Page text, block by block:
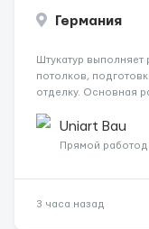
Германия
Штукатур
потолков,
отделку. Основная
специалистов с
Обязанности
Uniart Bau
Прямой
3 часа назад